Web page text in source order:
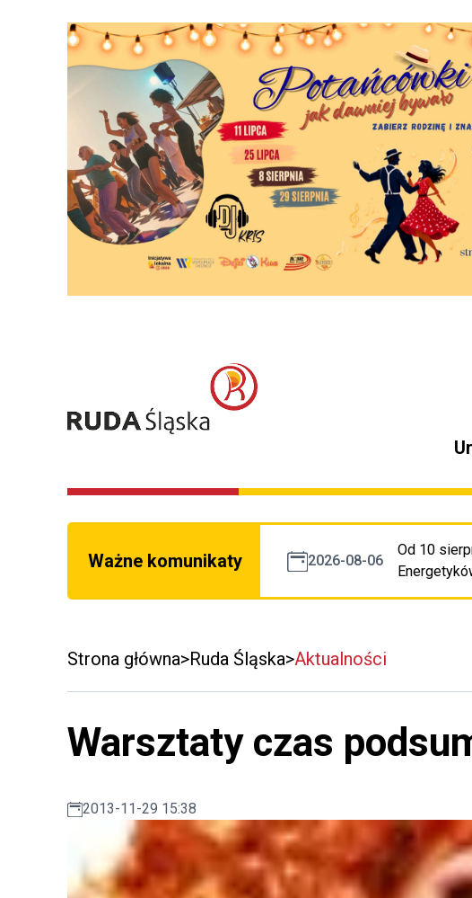
Ważne komunikaty 2026-08-06
Od 10
Strona główna Ruda Śląska Aktualności
Warsztaty czas
2013-11-29 15:38